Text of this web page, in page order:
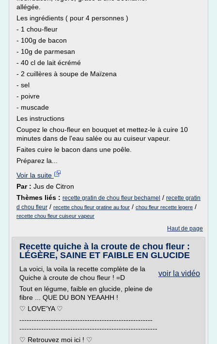
allégée.
Les ingrédients ( pour 4 personnes )
- 1 chou-fleur
- 100g de bacon
- 10g de parmesan
- 40 cl de lait écrémé
- 2 cuillères à soupe de Maïzena
- sel
- poivre
- muscade
Les instructions
Coupez le chou-fleur en bouquet et mettez-le à cuire 10
minutes dans de l'eau salée ou au cuiseur vapeur.
Faites cuire le bacon dans une poêle.
Préparez la...
Voir la suite
Par : Jus de Citron
Thèmes liés : recette gratin de chou fleur bechamel / recette gratin
d chou fleur / recette chou fleur gratine au four / chou fleur recette legere /
recette chou fleur cuiseur vapeur
Haut de page
Recette quiche à la croute de chou fleur :
LÉGÈRE, SAINE ET FAIBLE EN GLUCIDE
voir la vidéo
La voici, la voila la recette complète de la
Quiche à croute de chou fleur ! =D
Tout en légume, faible en glucide, pleine de
fibre ... QUE DU BON YEAAHH !
♡ LOVE'YA ♡
-------------------------------------------------------
---------------------------------------------------------
♡ Retrouvez moi ici ! ♡